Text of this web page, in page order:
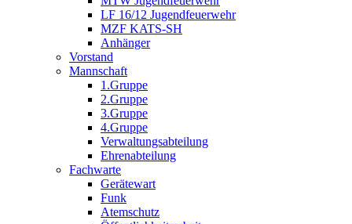
LF 16/12 Jugendfeuerwehr
MZF KATS-SH
Anhänger
Vorstand
Mannschaft
1.Gruppe
2.Gruppe
3.Gruppe
4.Gruppe
Verwaltungsabteilung
Ehrenabteilung
Fachwarte
Gerätewart
Funk
Atemschutz